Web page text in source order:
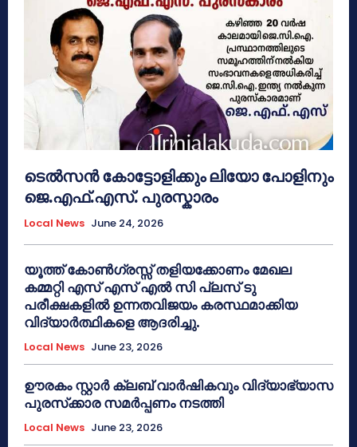
ടെൽസൻ കോട്ടോളിക്കും ലിയോ പോളിനും
ജെ.എഫ്.എസ്. പുരസ്കാരം
Local News June 24, 2026
യൂത്ത് കോൺഗ്രസ്സ് തളിയക്കോണം മേഖല
കമ്മറ്റി എസ് എസ് എൽ സി പ്ലസ് ടു
പരീക്ഷകളിൽ ഉന്നതവിജയം കരസ്ഥമാക്കിയ
വിദ്യാർത്ഥികളെ ആദരിച്ചു.
Local News June 23, 2026
ഊരകം സ്റ്റാർ ക്ലബ് വാർഷികവും വിദ്യാഭ്യാസ
പുരസ്‌ക്കാര സമർപ്പണം നടത്തി
Local News June 23, 2026